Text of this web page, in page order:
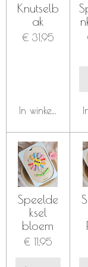
Knutselb
ak
€ 31,95
In winkelwagen
Speelde
ksel
bloem
€ 11,95